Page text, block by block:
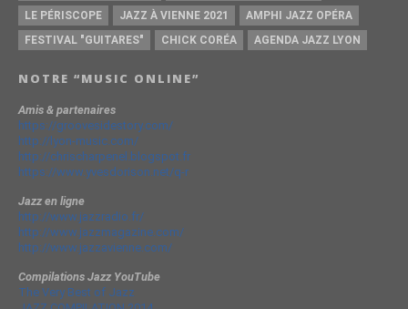
LE PÉRISCOPE
JAZZ À VIENNE 2021
AMPHI JAZZ OPÉRA
FESTIVAL "GUITARES"
CHICK CORÉA AGENDA JAZZ LYON
NOTRE “MUSIC ONLINE”
Amis & partenaires
https://groovesidestory.com/
http://lyon-music.com/
http://chrischarpenel.blogspot.fr
https://www.yvesdorison.net/q-r
Jazz en ligne
http://www.jazzradio.fr/
http://www.jazzmagazine.com/
http://www.jazzavienne.com/
Compilations Jazz YouTube
The Very Best of Jazz